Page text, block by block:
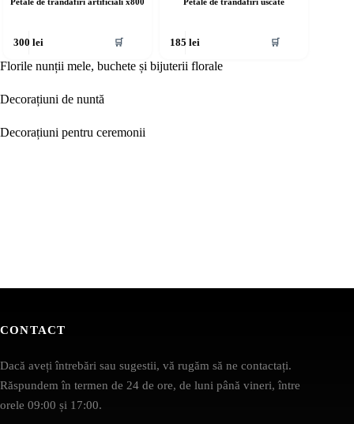
300lei 🛒 185lei
🛒
Florile nunții mele, buchete și bijuterii florale
Decorațiuni de nuntă
Decorațiuni pentru ceremonii
CONTACT
Dacă aveți întrebări sau sugestii, vă rugăm să ne contactați.
Răspundem în termen de 24 de ore, de luni până vineri, între
orele 09:00 și 17:00.